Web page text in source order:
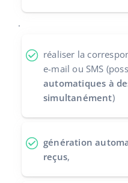
.
réaliser la
e-mail ou SMS
automatiques à
simultanément)
génération
reçus,